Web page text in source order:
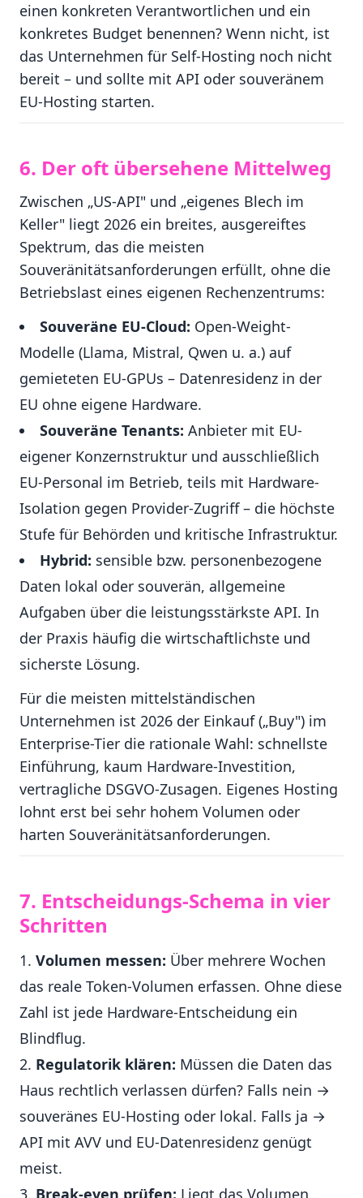
einen konkreten Verantwortlichen und ein
konkretes Budget benennen? Wenn nicht, ist
das Unternehmen für Self-Hosting noch nicht
bereit – und sollte mit API oder souveränem
EU-Hosting starten.
6. Der oft übersehene Mittelweg
Zwischen „US-API" und „eigenes Blech im
Keller" liegt 2026 ein breites, ausgereiftes
Spektrum, das die meisten
Souveränitätsanforderungen erfüllt, ohne die
Betriebslast eines eigenen Rechenzentrums:
Souveräne EU-Cloud: Open-Weight-
Modelle (Llama, Mistral, Qwen u. a.) auf
gemieteten EU-GPUs – Datenresidenz in der
EU ohne eigene Hardware.
Souveräne Tenants: Anbieter mit EU-
eigener Konzernstruktur und ausschließlich
EU-Personal im Betrieb, teils mit Hardware-
Isolation gegen Provider-Zugriff – die höchste
Stufe für Behörden und kritische Infrastruktur.
Hybrid: sensible bzw. personenbezogene
Daten lokal oder souverän, allgemeine
Aufgaben über die leistungsstärkste API. In
der Praxis häufig die wirtschaftlichste und
sicherste Lösung.
Für die meisten mittelständischen
Unternehmen ist 2026 der Einkauf („Buy") im
Enterprise-Tier die rationale Wahl: schnellste
Einführung, kaum Hardware-Investition,
vertragliche DSGVO-Zusagen. Eigenes Hosting
lohnt erst bei sehr hohem Volumen oder
harten Souveränitätsanforderungen.
7. Entscheidungs-Schema in vier
Schritten
Volumen messen: Über mehrere Wochen
das reale Token-Volumen erfassen. Ohne diese
Zahl ist jede Hardware-Entscheidung ein
Blindflug.
Regulatorik klären: Müssen die Daten das
Haus rechtlich verlassen dürfen? Falls nein →
souveränes EU-Hosting oder lokal. Falls ja →
API mit AVV und EU-Datenresidenz genügt
meist.
Break-even prüfen: Liegt das Volumen